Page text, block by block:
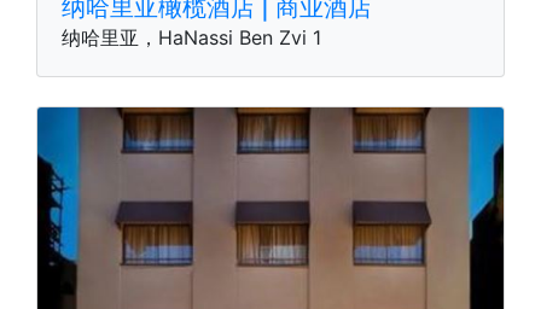
纳哈里亚橄榄酒店 | 商业酒店
纳哈里亚，HaNassi Ben Zvi 1